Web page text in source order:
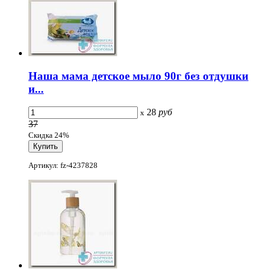
Наша мама детское мыло 90г без отдушки
и...
x 28 руб
37
Скидка 24%
Артикул: fz-4237828